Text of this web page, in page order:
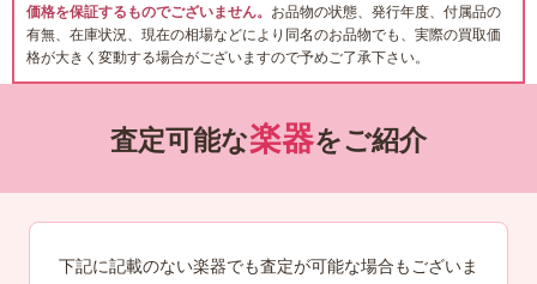
価格を保証するものでございません。 お品物の状態、発行年度、付属品の
有無、在庫状況、現在の相場などにより同名のお品物でも、実際の買取価
格が大きく変動する場合がございますので予めご了承下さい。
査定可能な楽器をご紹介
下記に記載のない楽器でも査定が可能な場合もございま